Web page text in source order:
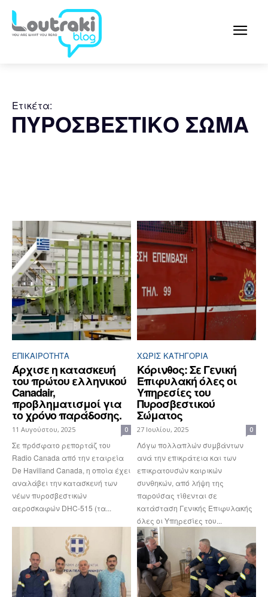
Ετικέτα:
ΠΥΡΟΣΒΕΣΤΙΚΟ ΣΩΜΑ
ΕΠΙΚΑΙΡΟΤΗΤΑ
Άρχισε η κατασκευή
του πρώτου ελληνικού
Canadair,
προβληματισμοί για
το χρόνο παράδοσης.
11 Αυγούστου, 2025 0
Σε πρόσφατο ρεπορτάζ του
Radio Canada από την εταιρεία
De Havilland Canada, η οποία έχει
αναλάβει την κατασκευή των
νέων πυροσβεστικών
αεροσκαφών DHC-515 (τα...
ΧΩΡΊΣ ΚΑΤΗΓΟΡΊΑ
Κόρινθος: Σε Γενική
Επιφυλακή όλες οι
Υπηρεσίες του
Πυροσβεστικού
Σώματος
27 Ιουλίου, 2025 0
Λόγω πολλαπλών συμβάντων
ανά την επικράτεια και των
επικρατουσών καιρικών
συνθηκών, από λήψη της
παρούσας τίθενται σε
κατάσταση Γενικής Επιφυλακής
όλες οι Υπηρεσίες του...